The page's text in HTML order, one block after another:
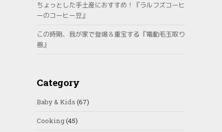
ちょっとした手土産におすすめ！『ラルフズコーヒ
ーのコーヒー豆』
この時期、我が家で登場＆重宝する『電動毛玉取り
器』
Category
Baby & Kids (67)
Cooking(45)